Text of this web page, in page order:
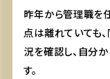
昨年から管理職を
点は離れていても
況を確認し、自分
す。